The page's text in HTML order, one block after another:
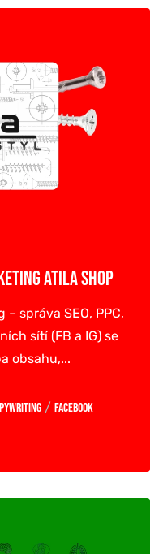
ATILA SHOP
správa SEO, PPC,
sítí (FB a IG) se
obsahu,...
/ Facebook